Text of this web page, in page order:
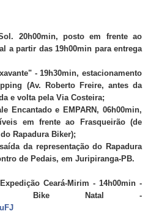
20h00min, posto em frente ao
a partir das 19h00min para entrega
- 19h30min, estacionamento
(Av. Roberto Freire, antes da
e volta pela Via Costeira;
Encantado e EMPARN, 06h00min,
em frente ao Frasqueirão (de
Rapadura Biker);
da representação do Rapadura
de Pedais, em Juripiranga-PB.
Ceará-Mirim - 14h00min -
Bike Natal -